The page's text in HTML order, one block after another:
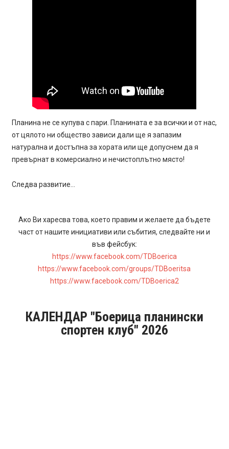
Планина не се купува с пари. Планината е за всички и от нас,
от цялото ни общество зависи дали ще я запазим
натурална и достъпна за хората или ще допуснем да я
превърнат в комерсиално и нечистоплътно място!
Следва развитие…
Ако Ви харесва това, което правим и желаете да бъдете
част от нашите инициативи или събития, следвайте ни и
във фейсбук:
https://www.facebook.com/TDBoerica
https://www.facebook.com/groups/TDBoeritsa
https://www.facebook.com/TDBoerica2
КАЛЕНДАР "Боерица планински
спортен клуб" 2026